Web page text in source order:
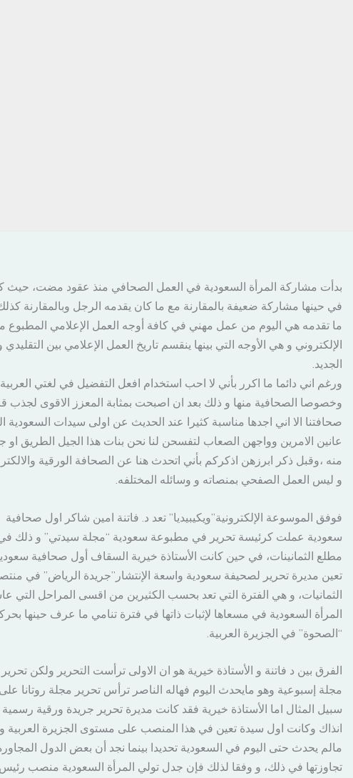
بدأت مشاركة المرأة السعودية في العمل الصحافي منذ عقود مضت، حيث
في حينها مشاركة ضعيفة بالمقارنة مع ما كان يقدمه الرجل وبالمقارنة
ما تقدمه هي اليوم من عمل مهني في كافة أوجه العمل الإعلامي المطبوع
الإلكتروني و هي الأوجه التي بينها ينقسم تاريخ العمل الإعلامي بين التقليدي
الجديد.
ورغم اني دائما ما اكرر بأني لا احب استخدام افعل التفضيل في لغتي العربية
وخصوصا الصحافية منها و ذلك بعد ان اصبحت بمثابة المعزز الاقوى لجذب
صحافتنا الا اني اجدها مناسبة كثيرا عند الحديث عن اولى سيدات السعودية
عانين الامرين وواجهن الصعاب لتفسحن لنا نحن بنات هذا الجيل الطريق او
منه ،وقبل ذكر ابرزهن اذكركم بأني اتحدث هنا عن الصحافة الورقية
و ليس العمل الصفحي بمنصاته و وسائله المختلفه.
فوفق الموسوعة الإلكترونية”ويكيبيديا” تعد د. فاتنة امين شاكر اول صحافية
سعودية عملت كرئيسة تحرير في مطبوعة سعودية “مجلة سيدتي” و ذلك
مطلع الثمانينات، في حين كانت الأستاذة خيرية السقاف أول صحافية
تعين مديرة تحرير لصحيفة سعودية واسعة الإنتشار”جريدة الرياض” في
الثمانيات، و هي الفترة التي تعد بحسب الكثيرين من اقسى المراحل التي
المرأة السعودية في مسعاها لإثبات ذاتها في فترة تنامي ما عرف حينها
“الصحوة” في الجزيرة العربية.
الفرق بين د فاتنة و الأستاذة خيرية هو ان الاولى ترأست التحرير ولكن تحرير
مجلة إسبوعية وهو مايحدث اليوم فهاله الناصر ترأس تحرير مجلة روتانا على
سبيل المثال اما الأستاذة خيرية فقد كانت مديرة تحرير جريدة ورقية رسمية
انذاك وكانت اول سيدة تعين في هذا المنصب على مستوى الجزيرة العربية
مالم يحدث حتى اليوم في السعودية تحديدا بينما نجد أن بعض الدول
تجاوزتها في ذلك، و وفقا لذلك فإن جدل تولي المرأة السعودية منصب رئيس